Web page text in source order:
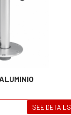
SEE DETAILS